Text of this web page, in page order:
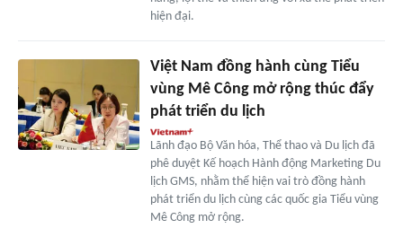
hiện đại.
Việt Nam đồng hành cùng Tiểu
vùng Mê Công mở rộng thúc đẩy
phát triển du lịch
Lãnh đạo Bộ Văn hóa, Thể thao và Du lịch đã
phê duyệt Kế hoạch Hành động Marketing Du
lịch GMS, nhằm thể hiện vai trò đồng hành
phát triển du lịch cùng các quốc gia Tiểu vùng
Mê Công mở rộng.